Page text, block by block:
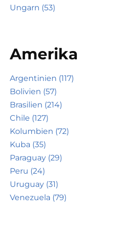
Ungarn (53)
Amerika
Argentinien (117)
Bolivien (57)
Brasilien (214)
Chile (127)
Kolumbien (72)
Kuba (35)
Paraguay (29)
Peru (24)
Uruguay (31)
Venezuela (79)